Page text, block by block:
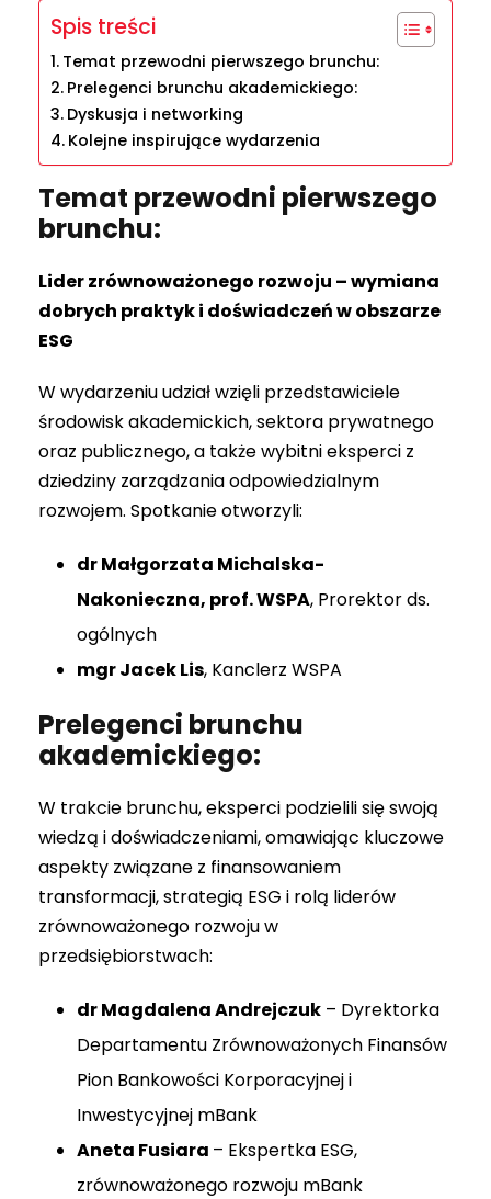
Spis treści
Temat przewodni pierwszego brunchu:
Prelegenci brunchu akademickiego:
Dyskusja i networking
Kolejne inspirujące wydarzenia
Temat przewodni pierwszego
brunchu:
Lider zrównoważonego rozwoju – wymiana
dobrych praktyk i doświadczeń w obszarze
ESG
W wydarzeniu udział wzięli przedstawiciele
środowisk akademickich, sektora prywatnego
oraz publicznego, a także wybitni eksperci z
dziedziny zarządzania odpowiedzialnym
rozwojem. Spotkanie otworzyli:
dr Małgorzata Michalska-
Nakonieczna, prof. WSPA, Prorektor ds.
ogólnych
mgr Jacek Lis, Kanclerz WSPA
Prelegenci brunchu
akademickiego:
W trakcie brunchu, eksperci podzielili się swoją
wiedzą i doświadczeniami, omawiając kluczowe
aspekty związane z finansowaniem
transformacji, strategią ESG i rolą liderów
zrównoważonego rozwoju w
przedsiębiorstwach:
dr Magdalena Andrejczuk – Dyrektorka
Departamentu Zrównoważonych Finansów
Pion Bankowości Korporacyjnej i
Inwestycyjnej mBank
Aneta Fusiara – Ekspertka ESG,
zrównoważonego rozwoju mBank